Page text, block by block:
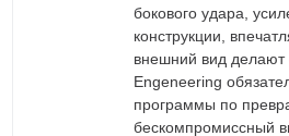
бокового удара,
конструкции,
внешний вид делают
Engeneering
программы по
бескомпромиссный